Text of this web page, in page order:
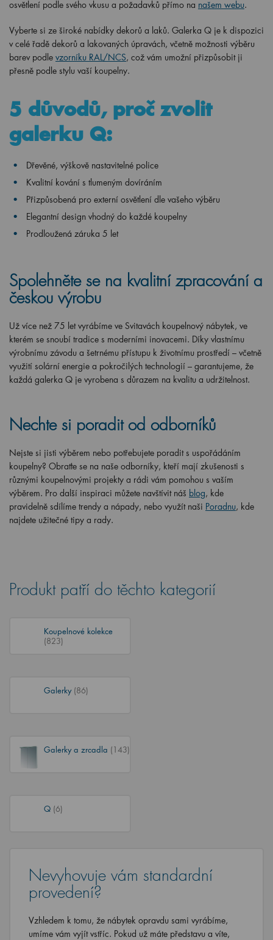
osvětlení podle svého vkusu a požadavků přímo na našem webu.
Vyberte si ze široké nabídky dekorů a laků. Galerka Q je k dispozici
v celé řadě dekorů a lakovaných úpravách, včetně možnosti výběru
barev podle vzorníku RAL/NCS, což vám umožní přizpůsobit ji
přesně podle stylu vaší koupelny.
5 důvodů, proč zvolit
galerku Q:
Dřevěné, výškově nastavitelné police
Kvalitní kování s tlumeným dovíráním
Přizpůsobená pro externí osvětlení dle vašeho výběru
Elegantní design vhodný do každé koupelny
Prodloužená záruka 5 let
Spolehněte se na kvalitní zpracování a
českou výrobu
Už více než 75 let vyrábíme ve Svitavách koupelnový nábytek, ve
kterém se snoubí tradice s moderními inovacemi. Díky vlastnímu
výrobnímu závodu a šetrnému přístupu k životnímu prostředí – včetně
využití solární energie a pokročilých technologií – garantujeme, že
každá galerka Q je vyrobena s důrazem na kvalitu a udržitelnost.
Nechte si poradit od odborníků
Nejste si jisti výběrem nebo potřebujete poradit s uspořádáním
koupelny? Obraťte se na naše odborníky, kteří mají zkušenosti s
různými koupelnovými projekty a rádi vám pomohou s vaším
výběrem. Pro další inspiraci můžete navštívit náš blog, kde
pravidelně sdílíme trendy a nápady, nebo využít naši Poradnu, kde
najdete užitečné tipy a rady.
Produkt patří do těchto kategorií
Koupelnové kolekce
(823)
Galerky (86)
Galerky a zrcadla (143)
Q (6)
Nevyhovuje vám standardní
provedení?
Vzhledem k tomu, že nábytek opravdu sami vyrábíme,
umíme vám vyjít vstříc. Pokud už máte představu a víte,